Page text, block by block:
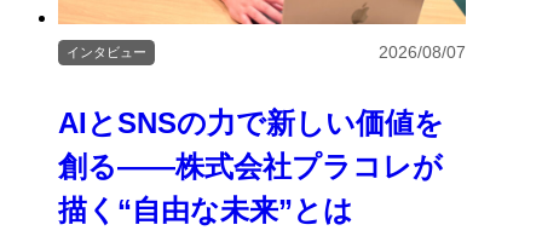
AIとSNSの力で新しい価値を
創る――株式会社プラコレが
描く“自由な未来”とは
インタビュー 2026/08/07